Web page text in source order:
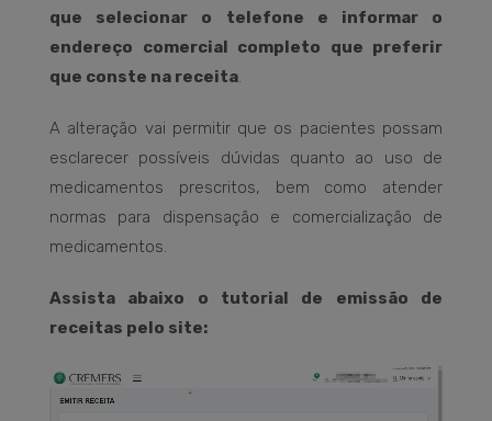
que selecionar o telefone e informar o
endereço comercial completo que preferir
que conste na receita.
A alteração vai permitir que os pacientes possam
esclarecer possíveis dúvidas quanto ao uso de
medicamentos prescritos, bem como atender
normas para dispensação e comercialização de
medicamentos.
Assista abaixo o tutorial de emissão de
receitas pelo site: